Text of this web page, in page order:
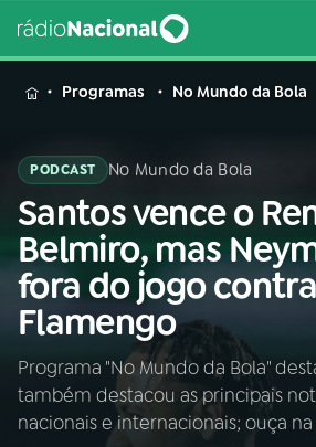
MENU
Buscar
na
Rádio
Nacional
Buscar
AO VIVO
01 INÍCIO
Programas No Mundo da Bola
PODCAST No Mundo da Bola
Santos vence o
Belmiro, mas
fora do jogo
Flamengo
Programa "No Mundo da Bola"
também destacou as principais
nacionais e internacionais; ouça